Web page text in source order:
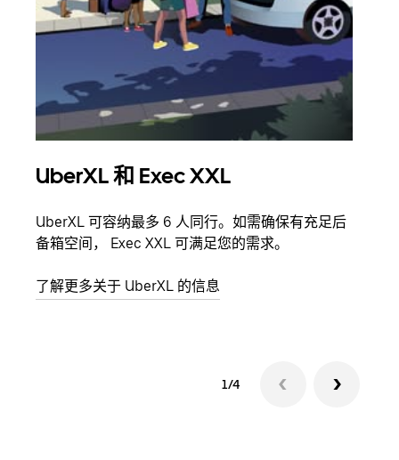
UberXL 和 Exec XXL
UberXL 可容纳最多 6 人同行。如需确保有充足后
备箱空间， Exec XXL 可满足您的需求。
了解更多关于 UberXL 的信息
1/4